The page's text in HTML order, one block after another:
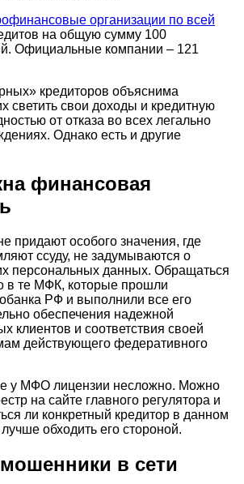
организации по всей
на общую сумму 100
Официальные компании – 121
кредиторов объяснима
светить свои доходы и кредитную
от отказа во всех легально
Однако есть и другие
финансовая
придают особого значения, где
ссуду, не задумываются о
персональных данных. Обращаться
в те МФК, которые прошли
РФ и выполнили все его
обеспечения надежной
клиентов и соответствия своей
действующего федеративного
у МФО лицензии несложно. Можно
на сайте главного регулятора и
ли конкретный кредитор в данном
обходить его стороной.
в сети